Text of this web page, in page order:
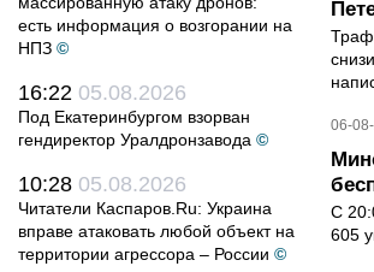
есть информация о возгорании на
НПЗ ©
16:22 05.08.2026
Под Екатеринбургом взорван
гендиректор Уралдронзавода ©
10:28 05.08.2026
Читатели Каспаров.Ru: Украина
вправе атаковать любой объект на
территории агрессора – России ©
06-
С
605